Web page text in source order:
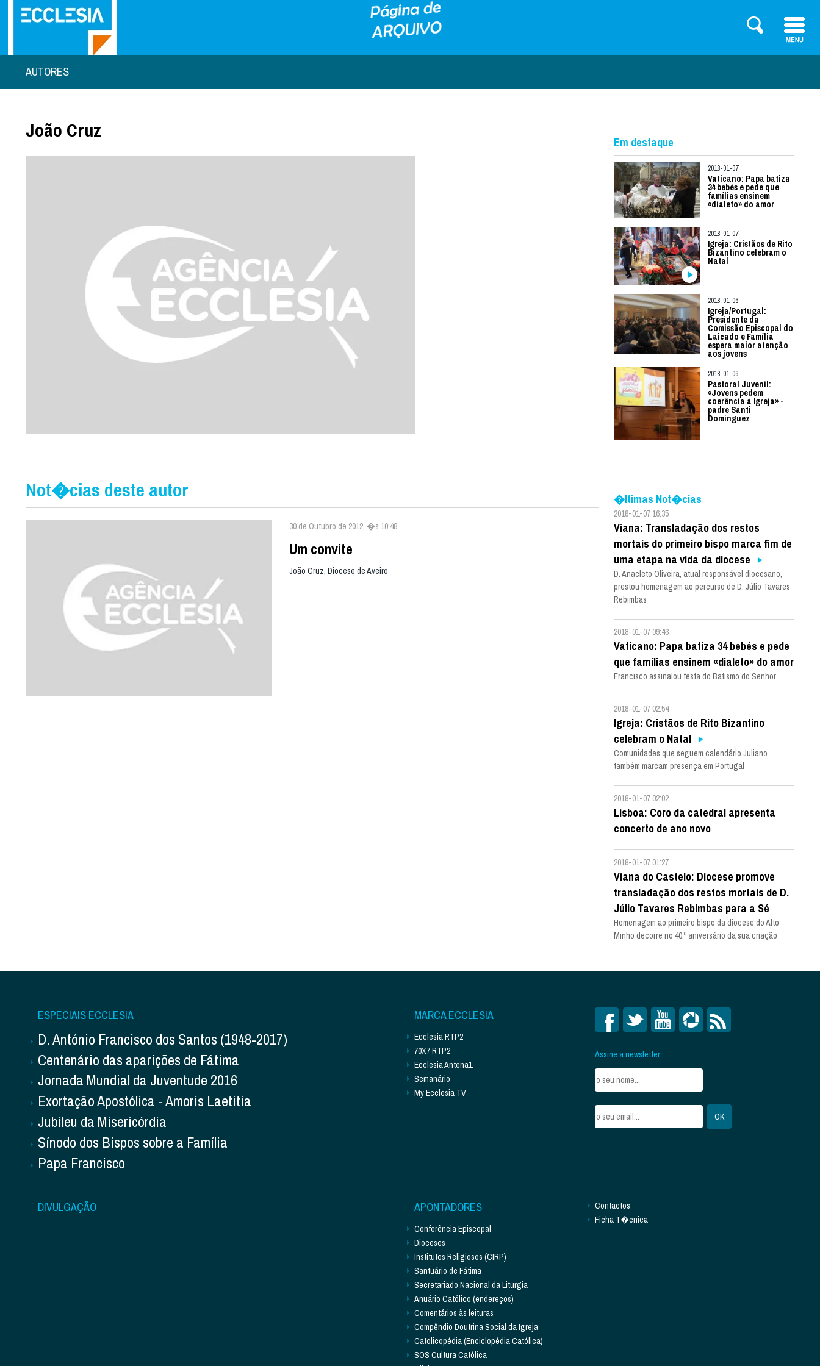
AUTORES
João Cruz
Em destaque
2018-01-07
Vaticano: Papa batiza
34 bebés e pede que
famílias ensinem
«dialeto» do amor
2018-01-07
Igreja: Cristãos de Rito
Bizantino celebram o
Natal
2018-01-06
Igreja/Portugal:
Presidente da
Comissão Episcopal do
Laicado e Família
espera maior atenção
aos jovens
2018-01-06
Pastoral Juvenil:
«Jovens pedem
coerência à Igreja» -
padre Santi
Dominguez
Not�cias deste autor
30 de Outubro de 2012, �s 10:48
Um convite
João Cruz, Diocese de Aveiro
�ltimas Not�cias
2018-01-07 16:35
Viana: Transladação dos restos
mortais do primeiro bispo marca fim de
uma etapa na vida da diocese
D. Anacleto Oliveira, atual responsável diocesano,
prestou homenagem ao percurso de D. Júlio Tavares
Rebimbas
2018-01-07 09:43
Vaticano: Papa batiza 34 bebés e pede
que famílias ensinem «dialeto» do amor
Francisco assinalou festa do Batismo do Senhor
2018-01-07 02:54
Igreja: Cristãos de Rito Bizantino
celebram o Natal
Comunidades que seguem calendário Juliano
também marcam presença em Portugal
2018-01-07 02:02
Lisboa: Coro da catedral apresenta
concerto de ano novo
2018-01-07 01:27
Viana do Castelo: Diocese promove
transladação dos restos mortais de D.
Júlio Tavares Rebimbas para a Sé
Homenagem ao primeiro bispo da diocese do Alto
Minho decorre no 40.º aniversário da sua criação
ESPECIAIS ECCLESIA
D. António Francisco dos Santos (1948-2017)
Centenário das aparições de Fátima
Jornada Mundial da Juventude 2016
Exortação Apostólica - Amoris Laetitia
Jubileu da Misericórdia
Sínodo dos Bispos sobre a Família
Papa Francisco
MARCA ECCLESIA
Ecclesia RTP2
70X7 RTP2
Ecclesia Antena1
Semanário
My Ecclesia TV
Assine a newsletter
DIVULGAÇÃO APONTADORES
Conferência Episcopal
Dioceses
Institutos Religiosos (CIRP)
Santuário de Fátima
Secretariado Nacional da Liturgia
Anuário Católico (endereços)
Comentários às leituras
Compêndio Doutrina Social da Igreja
Catolicopédia (Enciclopédia Católica)
SOS Cultura Católica
Contactos
Ficha T�cnica